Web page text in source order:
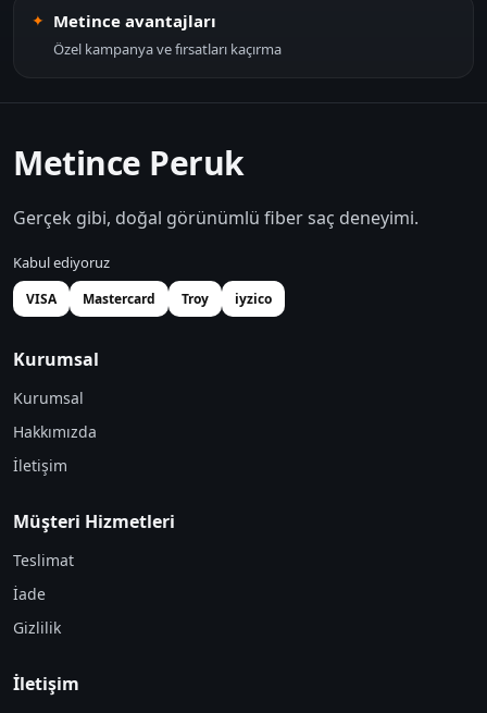
Metince avantajları
Özel kampanya ve fırsatları kaçırma
Metince Peruk
Gerçek gibi, doğal görünümlü fiber saç deneyimi.
Kabul ediyoruz
VISA Mastercard Troy iyzico
Kurumsal
Kurumsal
Hakkımızda
İletişim
Müşteri Hizmetleri
Teslimat
İade
Gizlilik
İletişim